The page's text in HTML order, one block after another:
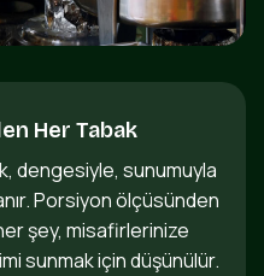
Her Tabak
dengesiyle, sunumuyla
Porsiyon ölçüsünden
şey, misafirlerinize
sunmak için düşünülür.